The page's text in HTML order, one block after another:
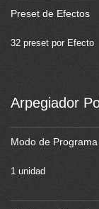
Preset de Efectos
32 preset por Efecto
Arpegiador
Modo de Programa
1 unidad